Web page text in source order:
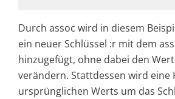
Durch assoc wird in diesem
ein neuer Schlüssel :r mit dem
hinzugefügt, ohne dabei den
verändern. Stattdessen wird eine
ursprünglichen Werts um das